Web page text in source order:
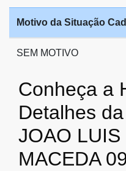
Motivo da Situação
SEM MOTIVO
Conheça a
Detalhes
JOAO
MACEDA